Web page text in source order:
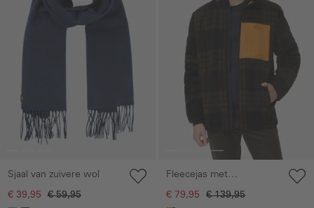
Sjaal van zuivere wol
€ 39,95 € 59,95
Fleecejas met
verstelbaar trekkoord en
€ 79,95 € 139,95